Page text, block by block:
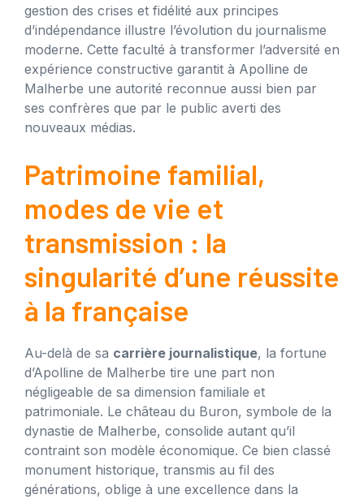
gestion des crises et fidélité aux principes
d’indépendance illustre l’évolution du journalisme
moderne. Cette faculté à transformer l’adversité en
expérience constructive garantit à Apolline de
Malherbe une autorité reconnue aussi bien par
ses confrères que par le public averti des
nouveaux médias.
Patrimoine familial,
modes de vie et
transmission : la
singularité d’une réussite
à la française
Au-delà de sa carrière journalistique, la fortune
d’Apolline de Malherbe tire une part non
négligeable de sa dimension familiale et
patrimoniale. Le château du Buron, symbole de la
dynastie de Malherbe, consolide autant qu’il
contraint son modèle économique. Ce bien classé
monument historique, transmis au fil des
générations, oblige à une excellence dans la